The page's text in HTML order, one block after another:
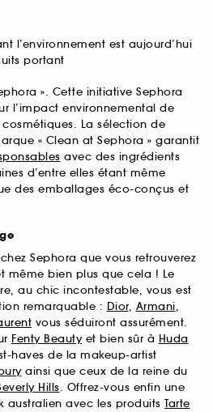
l’environnement est aujourd’hui
portant
». Cette initiative Sephora
l’impact environnemental de
La sélection de
« Clean at Sephora » garantit
avec des ingrédients
d’entre elles étant même
des emballages éco-conçus et
Sephora que vous retrouverez
même bien plus que cela ! Le
au chic incontestable, vous est
remarquable : Dior, Armani,
vous séduiront assurément.
Fenty Beautyet bien sûr à Huda
haves de la makeup-artist
ainsi que ceux de la reine du
Hills. Offrez-vous enfin une
australien avec les produits Tarte